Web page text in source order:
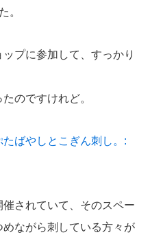
。
プに参加して、すっかり
のですけれど。
たばやしとこぎん刺し。:
されていて、そのスペー
ながら刺している方々が